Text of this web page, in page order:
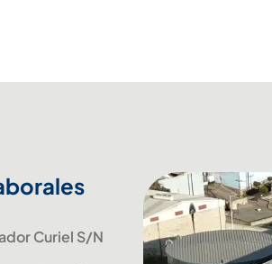
Curiel S/N